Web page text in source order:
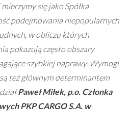
się jako Spółka
podejmowania niepopularnych
w obliczu których
pokazują często obszary
szybkiej naprawy. Wymogi
też głównym determinantem
Paweł Miłek, p.o. Członka
PKP CARGO S.A. w